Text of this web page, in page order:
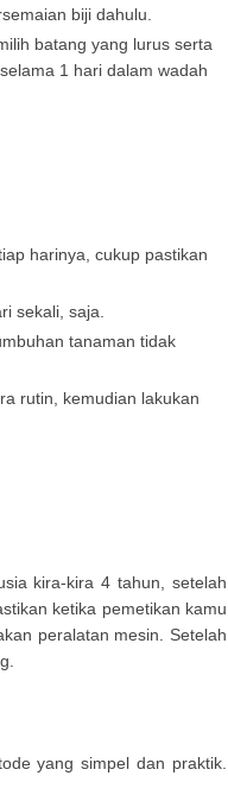
biji dahulu.
batang yang lurus serta
1 hari dalam wadah
harinya, cukup pastikan
sekali, saja.
tanaman tidak
rutin, kemudian lakukan
kira-kira 4 tahun, setelah
ketika pemetikan kamu
peralatan mesin. Setelah
yang simpel dan praktik.